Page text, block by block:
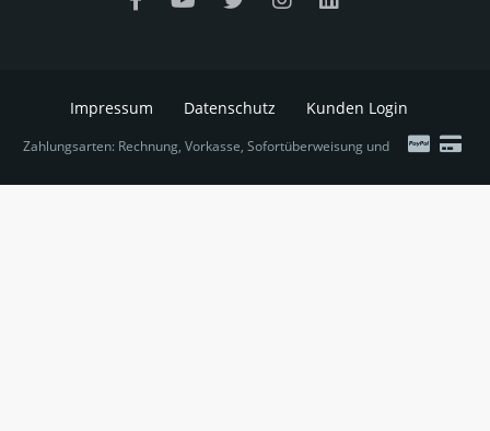
Impressum Datenschutz Kunden Login
Zahlungsarten: Rechnung, Vorkasse, Sofortüberweisung und